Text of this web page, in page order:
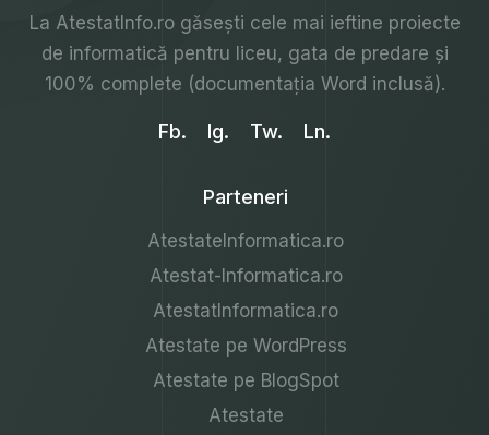
La AtestatInfo.rogăsești cele mai ieftine proiecte
de informatică pentru liceu, gata de predare și
100% complete (documentația Word inclusă).
Fb. Ig. Tw. Ln.
Parteneri
AtestateInformatica.ro
Atestat-Informatica.ro
AtestatInformatica.ro
Atestate pe WordPress
Atestate pe BlogSpot
Atestate